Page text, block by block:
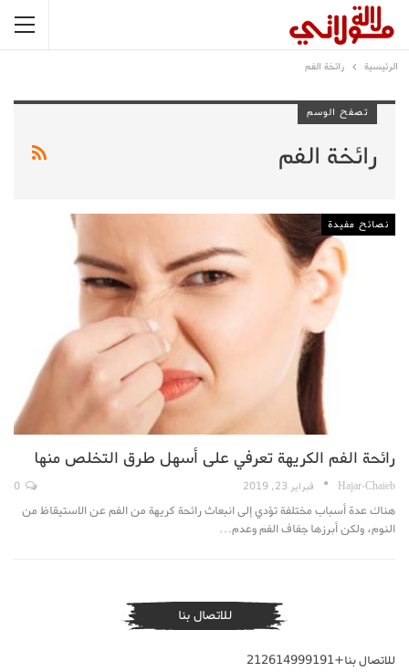
الرئيسية رائخة الفم
تصفح الوسم
رائخة الفم
نصائح مفيدة
رائحة الفم الكريهة تعرفي على أسهل طرق التخلص منها
Hajar-Chaieb فبراير 23, 2019
هناك عدة أسباب مختلفة تؤدي إلى انبعاث رائحة كريهة من الفم عن الاستيقاظ من
النوم، ولكن أبرزها جفاف الفم وعدم…
للاتصال بنا
للاتصال بنا+212614999191